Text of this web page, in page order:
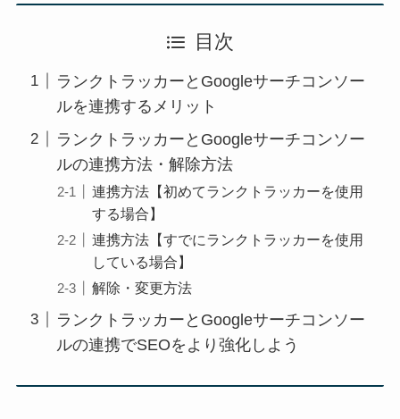
目次
ランクトラッカーとGoogleサーチコンソー
ルを連携するメリット
ランクトラッカーとGoogleサーチコンソー
ルの連携方法・解除方法
連携方法【初めてランクトラッカーを使用
する場合】
連携方法【すでにランクトラッカーを使用
している場合】
解除・変更方法
ランクトラッカーとGoogleサーチコンソー
ルの連携でSEOをより強化しよう